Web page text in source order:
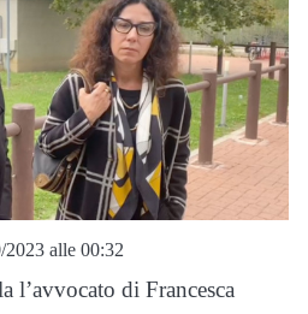
2023 alle 00:32
l’avvocato di Francesca